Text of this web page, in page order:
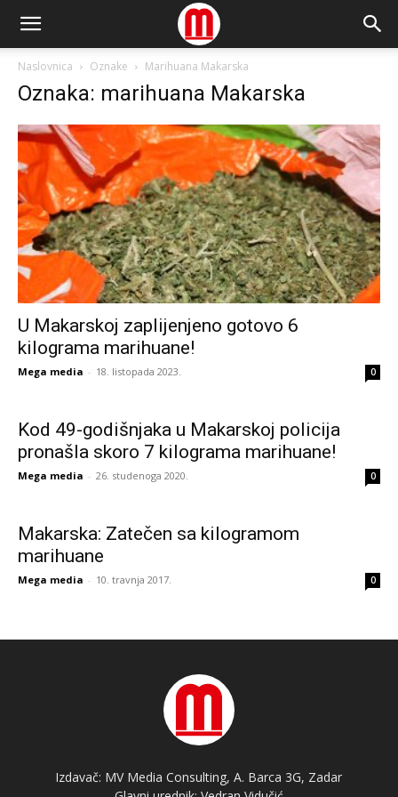
Naslovnica Oznake Marihuana Makarska
Oznaka: marihuana Makarska
U Makarskoj zaplijenjeno gotovo 6
kilograma marihuane!
Mega media - 18. listopada 2023. 0
Kod 49-godišnjaka u Makarskoj policija
pronašla skoro 7 kilograma marihuane!
Mega media - 26. studenoga 2020. 0
Makarska: Zatečen sa kilogramom
marihuane
Mega media - 10. travnja 2017. 0
Izdavač: MV Media Consulting, A. Barca 3G, Zadar